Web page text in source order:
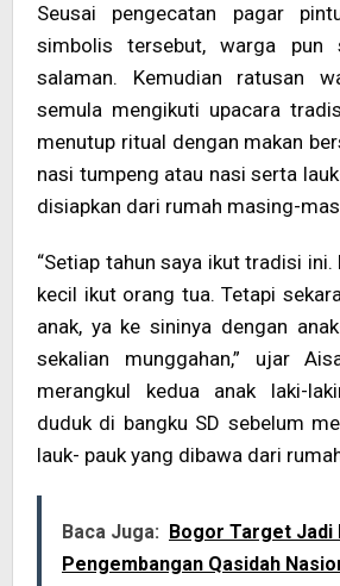
Seusai pengecatan pagar
simbolis tersebut, warga pun
salaman. Kemudian ratusan
semula mengikuti upacara
menutup ritual dengan makan
nasi tumpeng atau nasi serta
disiapkan dari rumah masing-
“Setiap tahun saya ikut tradisi
kecil ikut orang tua. Tetapi
anak, ya ke sininya dengan
sekalian munggahan,” ujar
merangkul kedua anak laki-
duduk di bangku SD sebelum
lauk- pauk yang dibawa dari
Baca Juga: Bogor Target Jadi
Pengembangan Qasidah